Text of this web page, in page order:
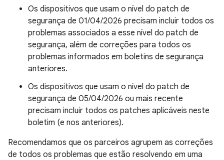
Os dispositivos que usam o nível do patch de
segurança de 01/04/2026 precisam incluir todos os
problemas associados a esse nível do patch de
segurança, além de correções para todos os
problemas informados em boletins de segurança
anteriores.
Os dispositivos que usam o nível do patch de
segurança de 05/04/2026 ou mais recente
precisam incluir todos os patches aplicáveis neste
boletim (e nos anteriores).
Recomendamos que os parceiros agrupem as correções
de todos os problemas que estão resolvendo em uma